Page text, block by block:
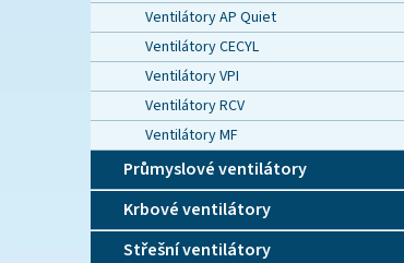
Ventilátory AP Quiet
Ventilátory CECYL
Ventilátory VPI
Ventilátory RCV
Ventilátory MF
Průmyslové ventilátory
Krbové ventilátory
Střešní ventilátory